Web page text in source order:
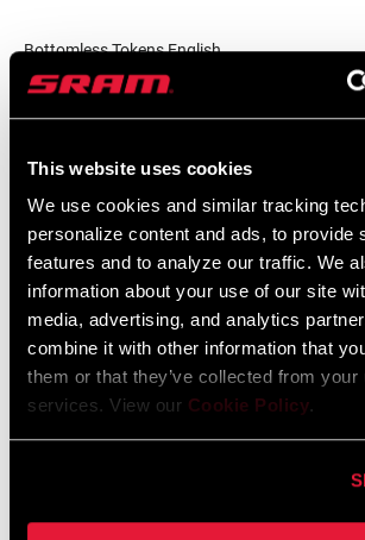
This website uses cookies
We use cookies and similar tracking
personalize content and ads, to provide
features and to analyze our traffic. We
information about your use of our site
media, advertising, and analytics
combine it with other information that
them or that they’ve collected from your
services. View our Cookie Policy.
Bottomless Tokens English
Sprache: English
SRAM/RockShox Service Interval
Counter Mat
Sprache: English
55 KB
Sicherheitshinweise